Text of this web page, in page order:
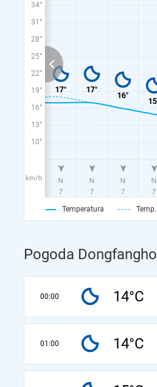
34°
31°
28°
25°
22°
19°
16°
13°
10°
km/h
Temperatura
Pogoda
00:00 14°C
01:00 14°C